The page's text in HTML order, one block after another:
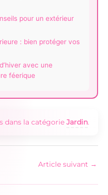
pour un extérieur
: bien protéger vos
avec une
féerique
dans la catégorieJardin.
Article suivant →